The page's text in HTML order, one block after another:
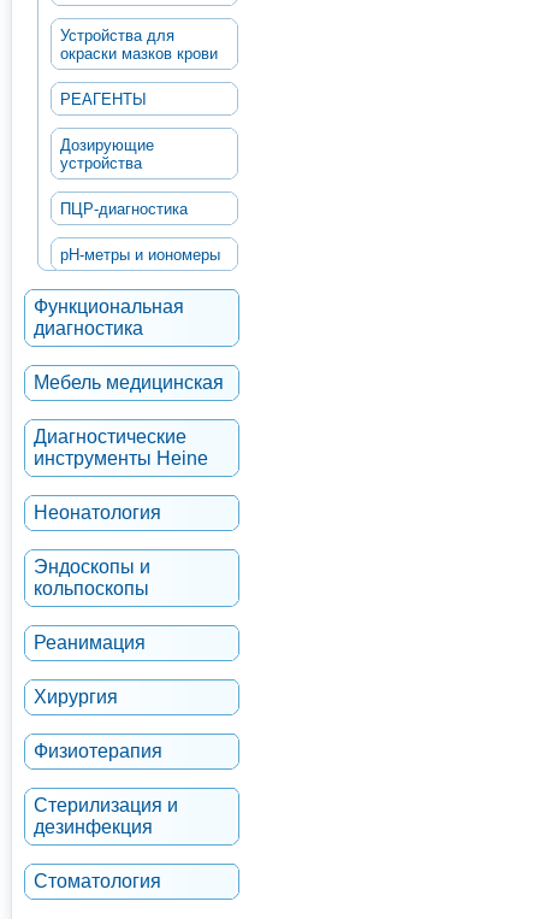
Устройства для
окраски мазков крови
РЕАГЕНТЫ
Дозирующие
устройства
ПЦР-диагностика
рН-метры и иономеры
Функциональная
диагностика
Мебель медицинская
Диагностические
инструменты Heine
Неонатология
Эндоскопы и
кольпоскопы
Реанимация
Хирургия
Физиотерапия
Стерилизация и
дезинфекция
Стоматология